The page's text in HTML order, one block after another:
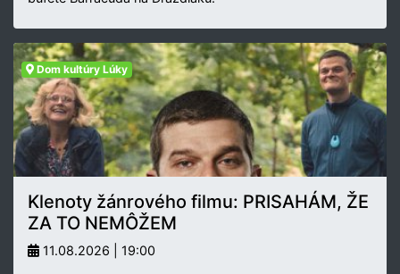
Dom kultúry Lúky
Klenoty žánrového filmu: PRISAHÁM, ŽE
ZA TO NEMÔŽEM
11.08.2026 | 19:00